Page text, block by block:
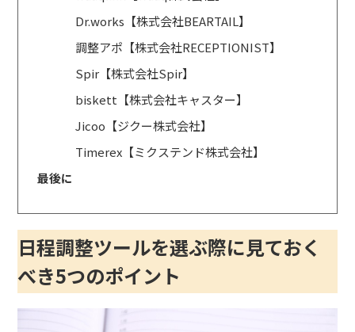
Dr.works【株式会社BEARTAIL】
調整アポ【株式会社RECEPTIONIST】
Spir【株式会社Spir】
biskett【株式会社キャスター】
Jicoo【ジクー株式会社】
Timerex【ミクステンド株式会社】
最後に
日程調整ツールを選ぶ際に見ておく
べき5つのポイント